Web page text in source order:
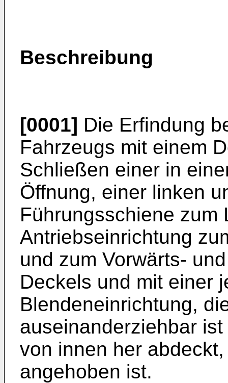
Beschreibung
[0001] Die Erfindung
Fahrzeugs mit einem
Schließen einer in
Öffnung, einer linken
Führungsschiene zum
Antriebseinrichtung
und zum Vorwärts-
Deckels und mit einer
Blendeneinrichtung,
auseinanderziehbar
von innen her
angehoben ist.